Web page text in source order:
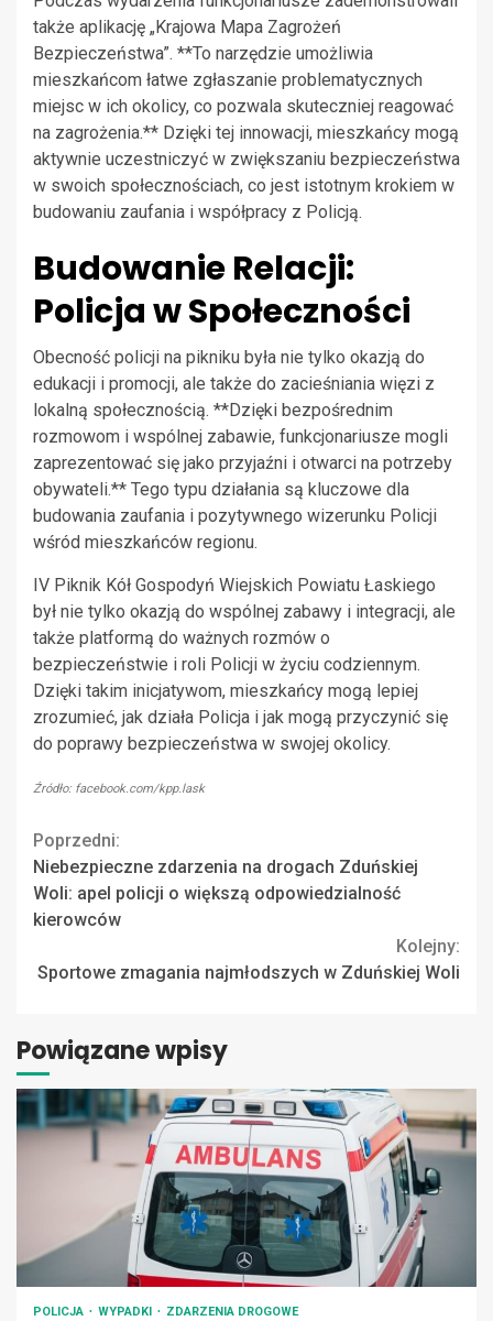
także aplikację „Krajowa Mapa Zagrożeń
Bezpieczeństwa”. **To narzędzie umożliwia
mieszkańcom łatwe zgłaszanie problematycznych
miejsc w ich okolicy, co pozwala skuteczniej reagować
na zagrożenia.** Dzięki tej innowacji, mieszkańcy mogą
aktywnie uczestniczyć w zwiększaniu bezpieczeństwa
w swoich społecznościach, co jest istotnym krokiem w
budowaniu zaufania i współpracy z Policją.
Budowanie Relacji:
Policja w Społeczności
Obecność policji na pikniku była nie tylko okazją do
edukacji i promocji, ale także do zacieśniania więzi z
lokalną społecznością. **Dzięki bezpośrednim
rozmowom i wspólnej zabawie, funkcjonariusze mogli
zaprezentować się jako przyjaźni i otwarci na potrzeby
obywateli.** Tego typu działania są kluczowe dla
budowania zaufania i pozytywnego wizerunku Policji
wśród mieszkańców regionu.
IV Piknik Kół Gospodyń Wiejskich Powiatu Łaskiego
był nie tylko okazją do wspólnej zabawy i integracji, ale
także platformą do ważnych rozmów o
bezpieczeństwie i roli Policji w życiu codziennym.
Dzięki takim inicjatywom, mieszkańcy mogą lepiej
zrozumieć, jak działa Policja i jak mogą przyczynić się
do poprawy bezpieczeństwa w swojej okolicy.
Źródło: facebook.com/kpp.lask
Continue
Reading
Poprzedni:
Niebezpieczne zdarzenia na drogach Zduńskiej
Woli: apel policji o większą odpowiedzialność
kierowców
Kolejny:
Sportowe zmagania najmłodszych w Zduńskiej Woli
Powiązane wpisy
POLICJA WYPADKI ZDARZENIA DROGOWE